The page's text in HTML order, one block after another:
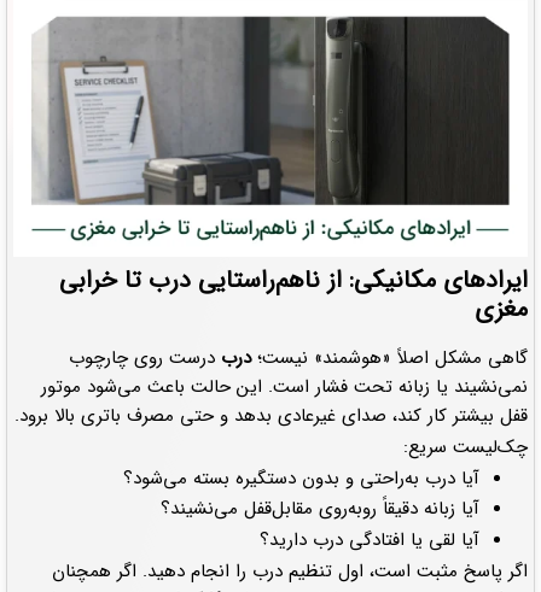
ایرادهای مکانیکی: از ناهم‌راستایی درب تا خرابی
مغزی
گاهی مشکل اصلاً «هوشمند» نیست؛درب درست روی چارچوب
نمی‌نشیند یا زبانه تحت فشار است. این حالت باعث می‌شود موتور
قفل بیشتر کار کند، صدای غیرعادی بدهد و حتی مصرف باتری بالا برود.
چک‌لیست سریع:
آیا درب به‌راحتی و بدون دستگیره بسته می‌شود؟
آیا زبانه دقیقاً روبه‌روی مقابل‌قفل می‌نشیند؟
آیا لقی یا افتادگی درب دارید؟
اگر پاسخ مثبت است، اول تنظیم درب را انجام دهید. اگر همچنان